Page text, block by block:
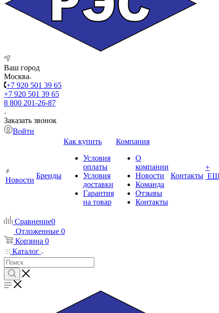
Ваш город
Москва
+7 920 501 39 65
+7 920 501 39 65
8 800 201-26-87
Заказать звонок
Войти
Новости
Бренды
Как купить
Условия
оплаты
Условия
доставки
Гарантия
на товар
Компания
О
компании
Новости
Команда
Отзывы
Контакты
Контакты
+
Сравнение0
Отложенные 0
Корзина 0
Каталог